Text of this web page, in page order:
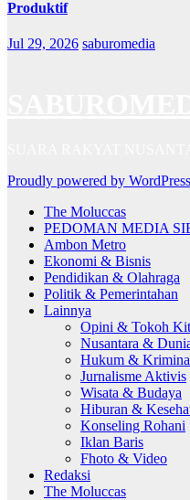
Produktif
Jul 29, 2026 saburomedia
Proudly powered by WordPress
The Moluccas
PEDOMAN MEDIA
Ambon Metro
Ekonomi & Bisnis
Pendidikan & Olahraga
Politik & Pemerintahan
Lainnya
Opini & Tokoh
Nusantara &
Hukum &
Jurnalisme Aktivis
Wisata & Budaya
Hiburan &
Konseling Rohani
Iklan Baris
Fhoto & Video
Redaksi
The Moluccas